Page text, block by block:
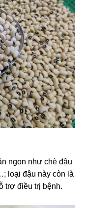
ngon như chè đậu
loại đậu này còn là
trợ điều trị bệnh.